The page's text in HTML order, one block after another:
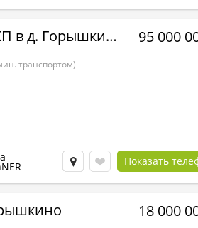
Продается коттедж в КП в д. Горышкино
транспортом)
95 000
Показать
18 000